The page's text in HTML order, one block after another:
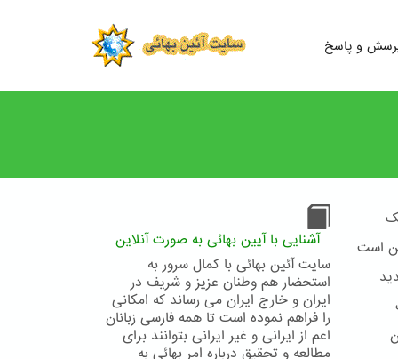
و پاسخ
است
آشنایی با آیین بهائی به صورت آنلاین
سایت آئین بهائی با کمال سرور به
استحضار هم وطنان عزیز و شریف در
ایران و خارج ایران می رساند که امکانی
را فراهم نموده است تا همه فارسی زبانان
اعم از ایرانی و غیر ایرانی بتوانند برای
مطالعه و تحقیق درباره امر بهائی به